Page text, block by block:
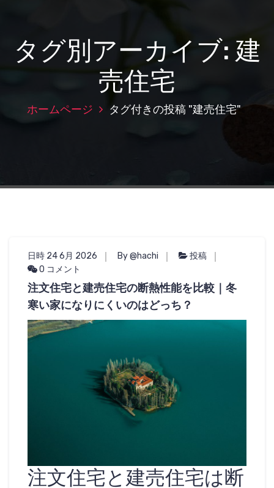
タグ別アーカイブ: 建
売住宅
ホームページ タグ付きの投稿 "建売住宅"
日時 24 6月 2026 By @hachi
投稿
0 コメント
注文住宅と建売住宅の断熱性能を比較｜冬
寒い家になりにくいのはどっち？
注文住宅と建売住宅は断